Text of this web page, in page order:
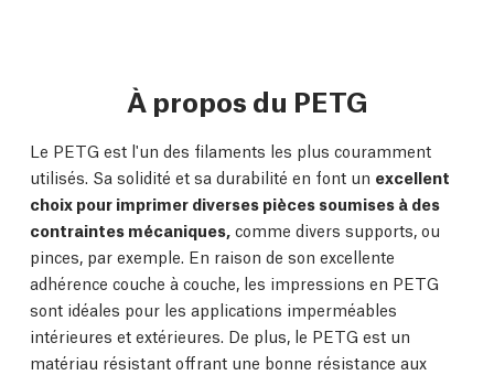
À propos du PETG
Le PETG est l'un des filaments les plus couramment
utilisés. Sa solidité et sa durabilité en font un excellent
choix pour imprimer diverses pièces soumises à des
contraintes mécaniques, comme divers supports, ou
pinces, par exemple. En raison de son excellente
adhérence couche à couche, les impressions en PETG
sont idéales pour les applications imperméables
intérieures et extérieures. De plus, le PETG est un
matériau résistant offrant une bonne résistance aux